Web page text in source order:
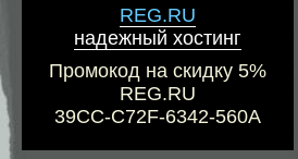
REG.RU
надежный хостинг
Промокод на скидку 5%
REG.RU
39CC-C72F-6342-560A